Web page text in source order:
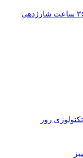
بررسی لپ‌تاپ Dell 14S؛ نزدیک به ۳۶ ساعت شارژدهی